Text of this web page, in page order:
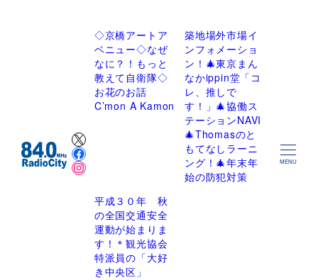
X
Facebook
Instagram
◇京橋アートア
ベニュー◇なぜ
なに？！もっと
教えて自衛隊◇
お花のお話
C’mon A Kamon
築地場外市場イ
ンフォメーショ
ン！🎄東京まん
なかippin堂「コ
レ、推しで
す！」🎄協働ス
テーションNAVI
🎄Thomasのと
もてなしラーニ
ング！🎄年末年
始の防犯対策
平成３０年 秋
の全国交通安全
運動が始まりま
す！＊観光協会
特派員の「大好
き中央区」
MENU